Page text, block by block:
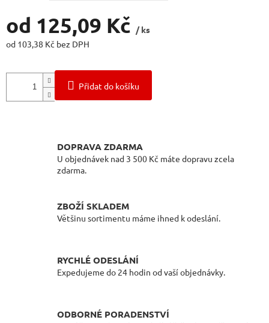
od 125,09 Kč / ks
od 103,38 Kč bez DPH
cena:
Přidat do košíku
DOPRAVA ZDARMA
U objednávek nad 3 500 Kč máte dopravu zcela
zdarma.
ZBOŽÍ SKLADEM
Většinu sortimentu máme ihned k odeslání.
RYCHLÉ ODESLÁNÍ
Expedujeme do 24 hodin od vaší objednávky.
ODBORNÉ PORADENSTVÍ